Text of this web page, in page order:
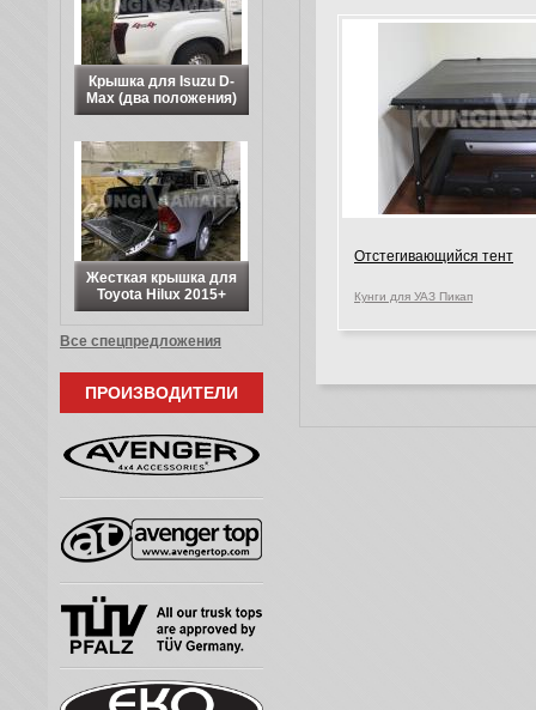
Отстегивающийся тент
Кунги для УАЗ Пикап
Крышка для Isuzu D-
Max (два положения)
Жесткая крышка для
Toyota Hilux 2015+
Все спецпредложения
ПРОИЗВОДИТЕЛИ